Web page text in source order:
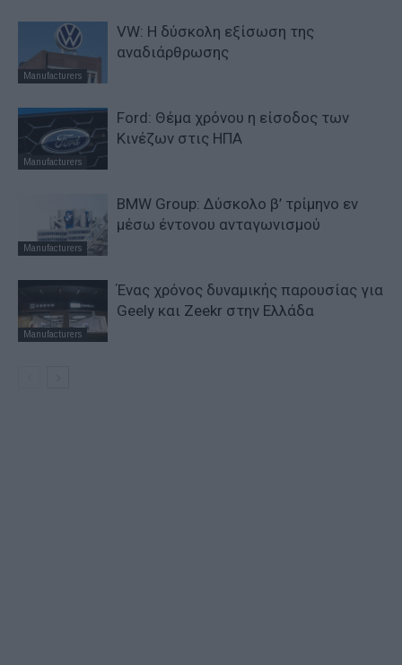
Manufacturers
VW: Η δύσκολη εξίσωση της
αναδιάρθρωσης
Manufacturers
Ford: Θέμα χρόνου η είσοδος των
Κινέζων στις ΗΠΑ
Manufacturers
BMW Group: Δύσκολο β’ τρίμηνο εν
μέσω έντονου ανταγωνισμού
Manufacturers
Ένας χρόνος δυναμικής παρουσίας για
Geely και Zeekr στην Ελλάδα